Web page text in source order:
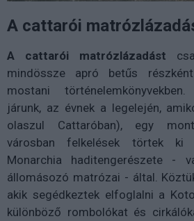
A cattarói
A cattarói matrózlázadást
mindössze apró betűs
mostani
járunk, az évnek a legelején,
olaszul Cattaróban), egy
városban felkelések törtek ki
Monarchia haditengerészete -
állomásozó matrózai - által.
akik segédkeztek elfoglalni a
különböző rombolókat és